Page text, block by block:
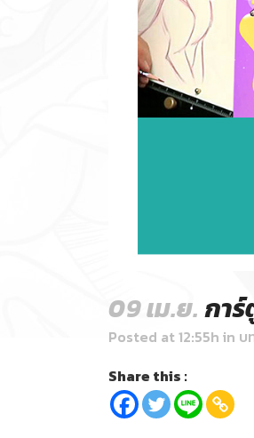
09 เม.ย.การ์
Posted at 12:55h in บ
Share this :